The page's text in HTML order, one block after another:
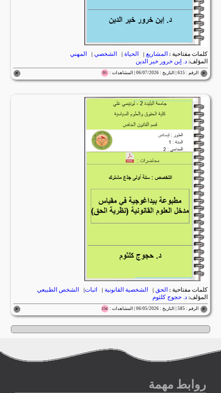
كلمات مفتاحية : المشاريع | الحياة | الشخصي | المهني
المؤلف:د. إبن خرور خير الدين
الرقم : 615 | التاريخ : 06/07/2026 | المشاهدات : 95
كلمات مفتاحية :الحق | الشخصية القانونية | اثبات| الشخص الطبيعي
المؤلف:د. حجوج كلثوم
الرقم : 585 | التاريخ : 06/05/2026 | المشاهدات : 154
روابط مهمة